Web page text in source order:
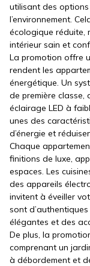
utilisant des
l’environnement.
écologique réduite,
intérieur sain et
La promotion offre
rendent les
énergétique. Un
de première
éclairage LED à
unes des
d’énergie et
Chaque
finitions de luxe,
espaces. Les
des appareils
invitent à éveiller
sont
élégantes et des
De plus, la
comprenant un
à débordement et